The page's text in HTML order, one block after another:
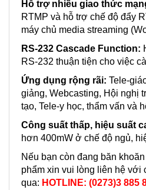
Hỗ trợ nhiều giao thức
RTMP và hỗ trợ chế độ đẩy
máy chủ media streaming
RS-232 Cascade Function:
RS-232 thuận tiện cho việc
Ứng dụng rộng rãi: Tele-
giảng, Webcasting, Hội nghị
tạo, Tele-y học, thẩm vấn và
Công suất thấp, hiệu suất
hơn 400mW ở chế độ ngủ,
Nếu bạn còn đang băn
phẩm xin vui lòng liên hệ với
qua: HOTLINE: (0273)3 885